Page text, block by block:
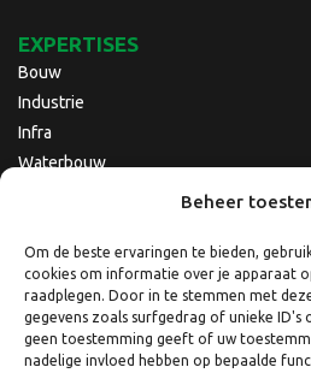
Beheer
Om de beste ervaringen te bieden,
cookies om informatie over je apparaat
raadplegen. Door in te stemmen met
gegevens zoals surfgedrag of unieke ID's
geen toestemming geeft of uw
nadelige invloed hebben op bepaalde
EXPERTISES
Bouw
Industrie
Infra
Waterbouw